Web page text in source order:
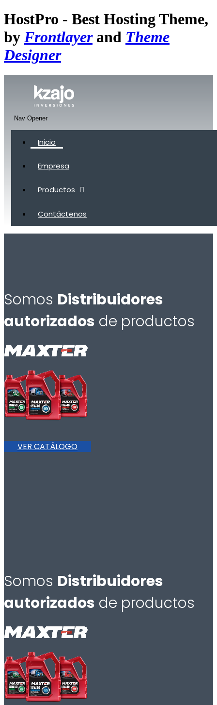
HostPro - Best Hosting Theme,
by Frontlayerand Theme
Designer
Nav Opener
Inicio
Empresa
Productos
Contáctenos
Somos Distribuidores
autorizados de productos
VER CATÁLOGO
Somos Distribuidores
autorizados de productos